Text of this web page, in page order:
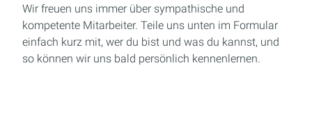
Wir freuen uns immer über sympathische und
kompetente Mitarbeiter. Teile uns unten im Formular
einfach kurz mit, wer du bist und was du kannst, und
so können wir uns bald persönlich kennenlernen.